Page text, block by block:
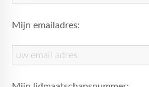
Mijn emailadres: